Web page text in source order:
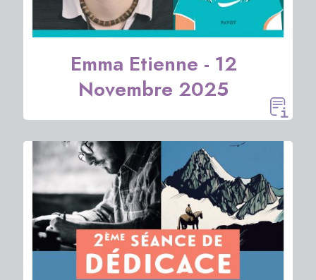
Emma Etienne - 12
Novembre 2025